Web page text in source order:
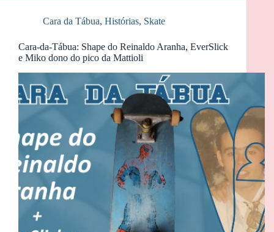
Cara da Tábua, Histórias, Skate
Cara-da-Tábua: Shape do Reinaldo Aranha, EverSlick
e Miko dono do pico da Mattioli